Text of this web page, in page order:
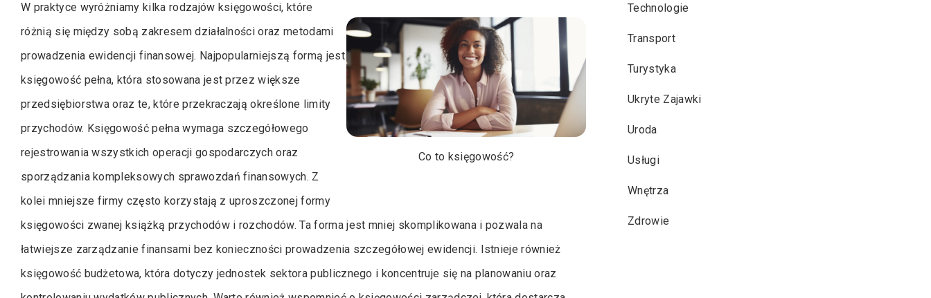
Co to księgowość?
W praktyce wyróżniamy kilka rodzajów księgowości, które
różnią się między sobą zakresem działalności oraz metodami
prowadzenia ewidencji finansowej. Najpopularniejszą formą jest
księgowość pełna, która stosowana jest przez większe
przedsiębiorstwa oraz te, które przekraczają określone limity
przychodów. Księgowość pełna wymaga szczegółowego
rejestrowania wszystkich operacji gospodarczych oraz
sporządzania kompleksowych sprawozdań finansowych. Z
kolei mniejsze firmy często korzystają z uproszczonej formy
księgowości zwanej książką przychodów i rozchodów. Ta forma jest mniej skomplikowana i pozwala na
łatwiejsze zarządzanie finansami bez konieczności prowadzenia szczegółowej ewidencji. Istnieje również
księgowość budżetowa, która dotyczy jednostek sektora publicznego i koncentruje się na planowaniu oraz
Technologie
Transport
Turystyka
Ukryte Zajawki
Uroda
Usługi
Wnętrza
Zdrowie